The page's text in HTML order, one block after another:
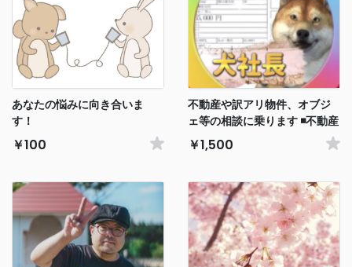
あなたの悩みに向き合いま
す！
￥100
不動産や訳アリ物件、オブジ
ェ等の相談に乗ります ◾️不動産
犬 犬社長が相談に乗ります
￥1,500